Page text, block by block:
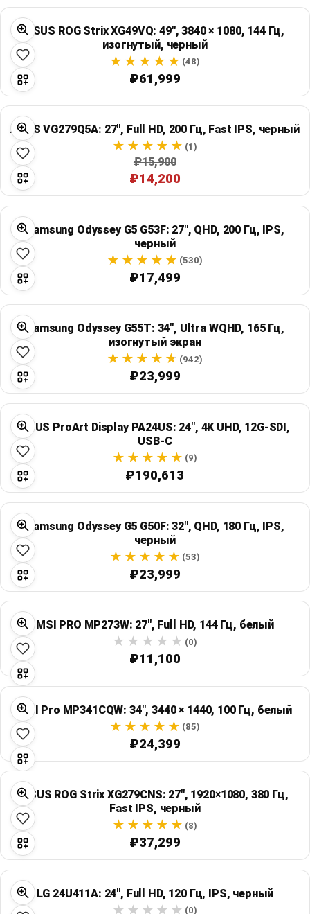
ASUS ROG Strix XG49VQ: 49", 3840 × 1080, 144 Гц,
изогнутый, черный
(48)
₽61,999
ASUS VG279Q5A: 27", Full HD, 200 Гц, Fast IPS, черный
(1)
₽15,900
₽14,200
Samsung Odyssey G5 G53F: 27", QHD, 200 Гц, IPS,
черный
(530)
₽17,499
Samsung Odyssey G55T: 34", Ultra WQHD, 165 Гц,
изогнутый экран
(942)
₽23,999
ASUS ProArt Display PA24US: 24", 4K UHD, 12G-SDI,
USB-C
(9)
₽190,613
Samsung Odyssey G5 G50F: 32", QHD, 180 Гц, IPS,
черный
(53)
₽23,999
MSI PRO MP273W: 27", Full HD, 144 Гц, белый
(0)
₽11,100
MSI Pro MP341CQW: 34", 3440 × 1440, 100 Гц, белый
(85)
₽24,399
ASUS ROG Strix XG279CNS: 27", 1920×1080, 380 Гц,
Fast IPS, черный
(8)
₽37,299
LG 24U411A: 24", Full HD, 120 Гц, IPS, черный
(0)